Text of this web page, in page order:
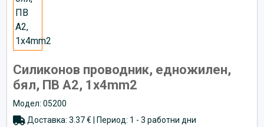
Силиконов проводник, едножилен,
бял, ПВ А2, 1x4mm2
Модел: 05200
Доставка: 3.37 € | Период: 1 - 3 работни дни